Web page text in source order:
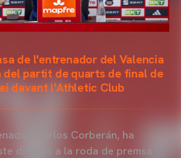
de l'entrenador del Valencia
del partit de quarts de final de
davant l'Athletic Club
Carlos Corberán, ha
dimarts a la roda de premsa